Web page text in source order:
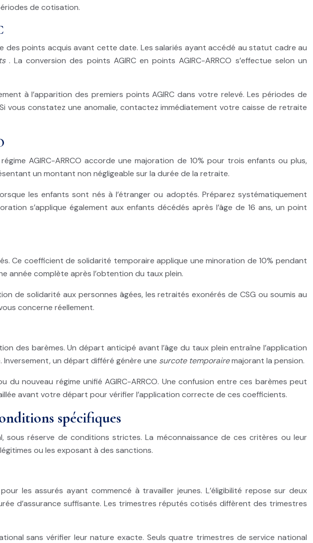
de cotisation.
des points acquis avant cette date. Les salariés ayant accédé au statut cadre au
. La conversion des points AGIRC en points AGIRC-ARRCO s’effectue selon un
à l’apparition des premiers points AGIRC dans votre relevé. Les périodes de
vous constatez une anomalie, contactez immédiatement votre caisse de retraite
AGIRC-ARRCO accorde une majoration de 10% pour trois enfants ou plus,
un montant non négligeable sur la durée de la retraite.
les enfants sont nés à l’étranger ou adoptés. Préparez systématiquement
s’applique également aux enfants décédés après l’âge de 16 ans, un point
Ce coefficient de solidarité temporaire applique une minoration de 10% pendant
année complète après l’obtention du taux plein.
de solidarité aux personnes âgées, les retraités exonérés de CSG ou soumis au
concerne réellement.
des barèmes. Un départ anticipé avant l’âge du taux plein entraîne l’application
Inversement, un départ différé génère une surcote temporairemajorant la pension.
du nouveau régime unifié AGIRC-ARRCO. Une confusion entre ces barèmes peut
avant votre départ pour vérifier l’application correcte de ces coefficients.
spécifiques
réserve de conditions strictes. La méconnaissance de ces critères ou leur
ou les exposant à des sanctions.
les assurés ayant commencé à travailler jeunes. L’éligibilité repose sur deux
d’assurance suffisante. Les trimestres réputés cotisés diffèrent des trimestres
sans vérifier leur nature exacte. Seuls quatre trimestres de service national